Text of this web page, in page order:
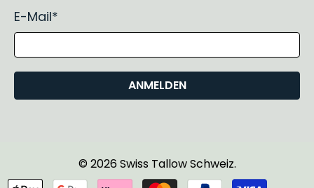
E-Mail*
ANMELDEN
© 2026 Swiss Tallow Schweiz.